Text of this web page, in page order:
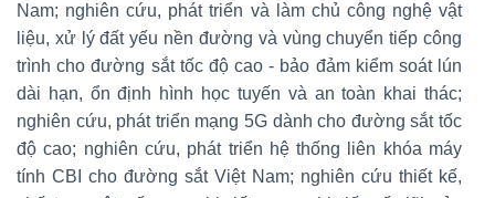
Nam; nghiên cứu, phát triển và làm chủ công nghệ vật
liệu, xử lý đất yếu nền đường và vùng chuyển tiếp công
trình cho đường sắt tốc độ cao - bảo đảm kiểm soát lún
dài hạn, ổn định hình học tuyến và an toàn khai thác;
nghiên cứu, phát triển mạng 5G dành cho đường sắt tốc
độ cao; nghiên cứu, phát triển hệ thống liên khóa máy
tính CBI cho đường sắt Việt Nam; nghiên cứu thiết kế,